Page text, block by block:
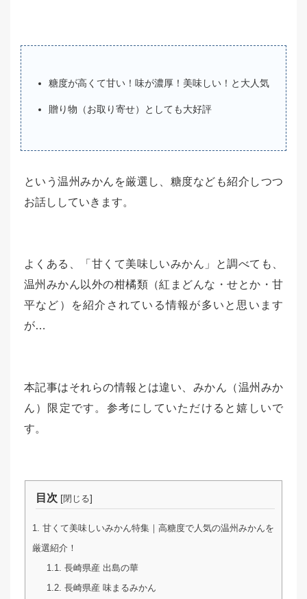
糖度が高くて甘い！味が濃厚！美味しい！と大人気
贈り物（お取り寄せ）としても大好評
という温州みかんを厳選し、糖度なども紹介しつつ
お話ししていきます。
よくある、「甘くて美味しいみかん」と調べても、
温州みかん以外の柑橘類（紅まどんな・せとか・甘
平など）を紹介されている情報が多いと思います
が…
本記事はそれらの情報とは違い、みかん（温州みか
ん）限定です。参考にしていただけると嬉しいで
す。
目次 [閉じる]
1. 甘くて美味しいみかん特集｜高糖度で人気の温州みかんを
厳選紹介！
1.1. 長崎県産 出島の華
1.2. 長崎県産 味まるみかん